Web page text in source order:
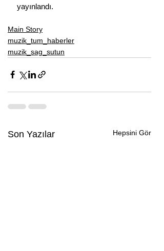
yayınlandı.
Main Story
muzik_tum_haberler
muzik_sag_sutun
Son Yazılar Hepsini Gör